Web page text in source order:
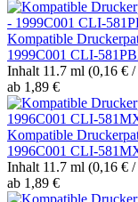
Kompatible
1999C001 CLI-
Inhalt 11.7 ml (0,16 €
ab 1,89 €
Kompatible
1996C001 CLI-
Inhalt 11.7 ml (0,16 €
ab 1,89 €